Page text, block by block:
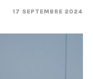
17 SEPTEMBRE 2024